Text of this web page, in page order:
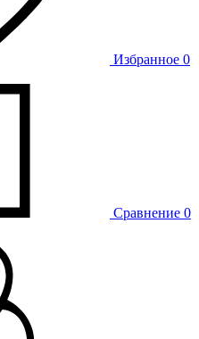
Избранное 0
Сравнение 0